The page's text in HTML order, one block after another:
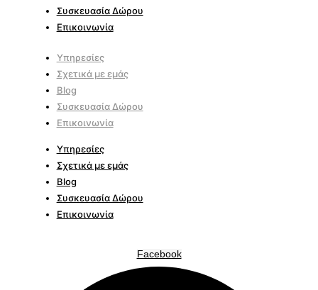
Συσκευασία Δώρου
Επικοινωνία
Υπηρεσίες
Σχετικά με εμάς
Blog
Συσκευασία Δώρου
Επικοινωνία
Υπηρεσίες
Σχετικά με εμάς
Blog
Συσκευασία Δώρου
Επικοινωνία
Facebook